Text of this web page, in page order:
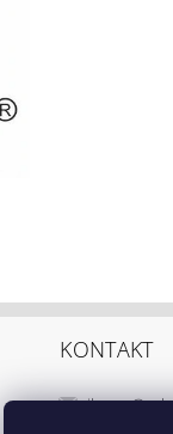
KONTAKT
ikarus@